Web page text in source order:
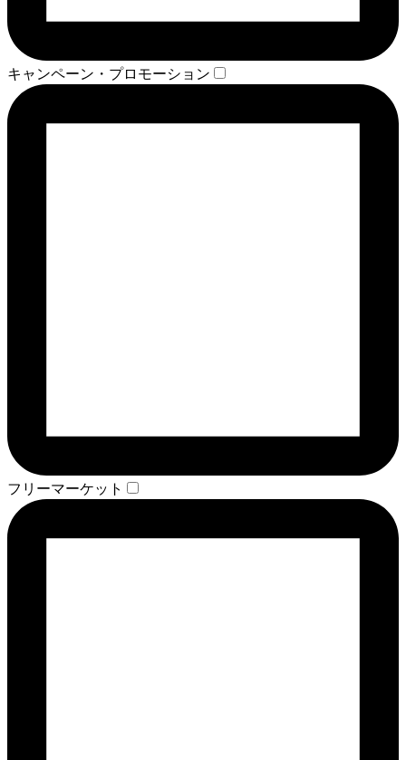
キャンペーン・プロモーション
フリーマーケット